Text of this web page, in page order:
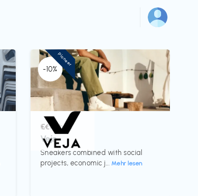
-10%
Schuhe
Veja
Sneakers combined with social
projects, economic j... Mehr lesen
€€‎
Pioneer